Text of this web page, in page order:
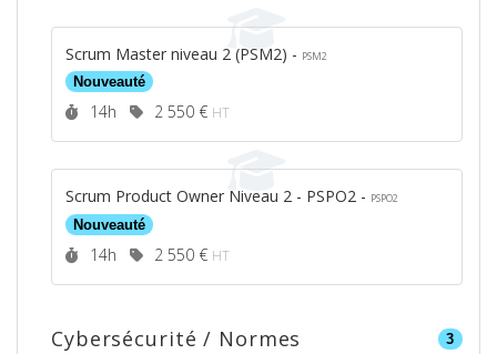
Scrum Master niveau 2 (PSM2) - PSM2
Nouveauté
Durée :
14h Prix :
2 550 € HT
Scrum Product Owner Niveau 2 - PSPO2 - PSPO2
Nouveauté
Durée :
14h Prix :
2 550 € HT
Cybersécurité / Normes 3